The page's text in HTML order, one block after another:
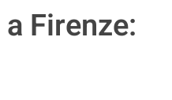
a Firenze: